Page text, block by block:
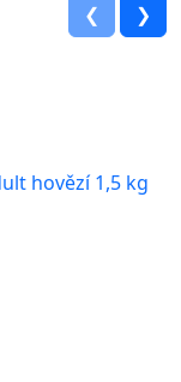
❮ ❯
hovězí 1,5 kg